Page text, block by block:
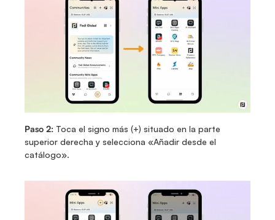
Paso 2: Toca el signo más (+) situado en la parte
superior derecha y selecciona «Añadir desde el
catálogo».